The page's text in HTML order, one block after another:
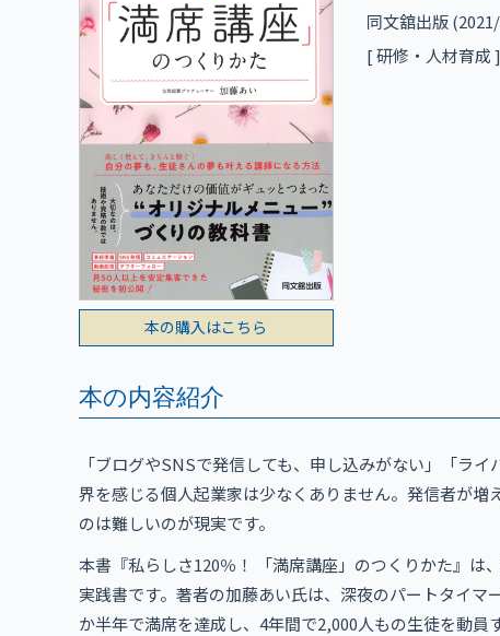
同文舘出版
[ 研修・人材育成 ]
本の購入はこちら
本の内容紹介
「ブログやSNSで発信しても、申し込みがない」「ラ
界を感じる個人起業家は少なくありません。発信者が
のは難しいのが現実です。
本書『私らしさ120％！ 「満席講座」のつくりかた』は
実践書です。著者の加藤あい氏は、深夜のパートタイ
か半年で満席を達成し、4年間で2,000人もの生徒を動員